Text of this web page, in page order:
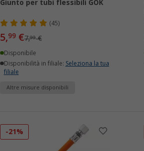
Giunto per tubi flessibili GOK
(45)
5,99 €7,99€
Disponibile
Disponibilità in filiale: Seleziona la tua
filiale
Altre misure disponibili
-21%